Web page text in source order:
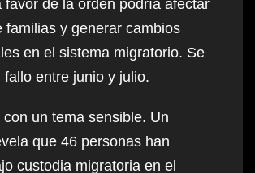
favor de la orden podría afectar
familias y generar cambios
en el sistema migratorio. Se
fallo entre junio y julio.
con un tema sensible. Un
que 46 personas han
custodia migratoria en el